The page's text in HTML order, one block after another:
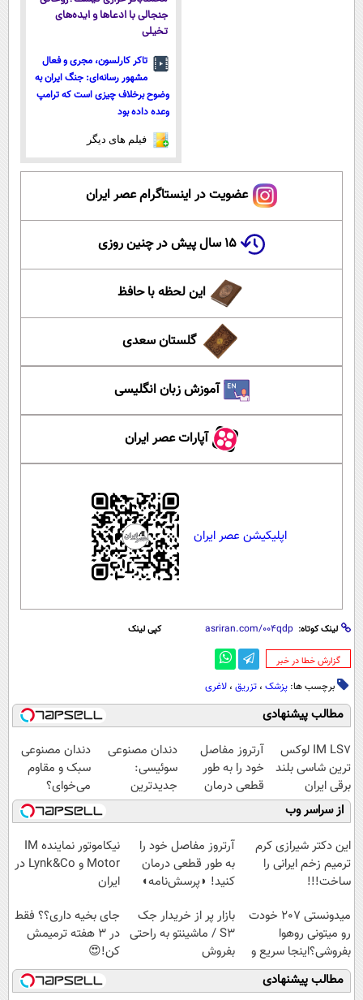
جنجالی با ادعاها و ایده‌های
تخیلی
تاکر کارلسون، مجری و فعال
مشهور رسانه‌ای: جنگ ایران به
وضوح برخلاف چیزی است که ترامپ
وعده داده بود
فیلم های دیگر
عضویت در اینستاگرام عصر ایران
۱۵ سال پیش در چنین روزی
این لحظه با حافظ
گلستان سعدی
آموزش زبان انگلیسی
آپارات عصر ایران
اپلیکیشن عصر ایران
لینک کوتاه: کپی لینک
‌گزارش خطا در خبر
برچسب ها: پزشک ، تزریق ، لاغری
مطالب پیشنهادی
IM LS7 لوکس
ترین شاسی بلند
برقی ایران
آرتروز مفاصل
خود را به طور
قطعی درمان
کنید!
◗پرسش‌نامه◖
دندان مصنوعی
سوئیسی:
جدیدترین
فناوری اروپا،
سبک و مقاوم |
پرداخت قسطی
دندان مصنوعی
سبک و مقاوم
می‌خوای؟
پرداخت اقساطی
هم داریم!😍 |
📍تهران
از سراسر وب
این دکتر شیرازی کرم
ترمیم زخم ایرانی را
ساخت!!!
آرتروز مفاصل خود را
به طور قطعی درمان
کنید! ◗پرسش‌نامه◖
نیکاموتور نماینده IM
Motor و Lynk&Co در
ایران
میدونستی 207 خودت
رو میتونی روهوا
بفروشی؟اینجا سریع و
راحت بفروش
بازار پر از خریدار جک
S3 / ماشینتو به راحتی
بفروش
جای بخیه داری؟؟ فقط
در 3 هفته ترمیمش
کن!😍
مطالب پیشنهادی